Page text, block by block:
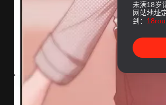
未满18岁
网站地址
到：